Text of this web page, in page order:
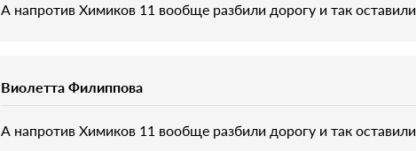
А напротив Химиков 11 вообще разбили дорогу и так оставили
Виолетта Филиппова
А напротив Химиков 11 вообще разбили дорогу и так оставили